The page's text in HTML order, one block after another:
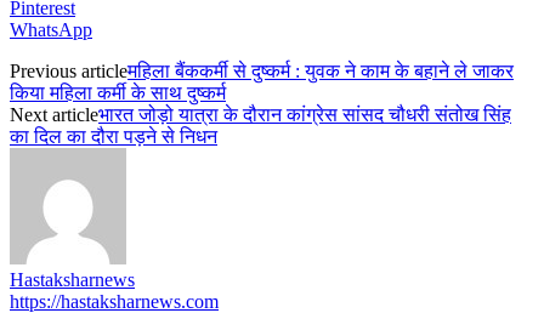
Pinterest
WhatsApp
Previous articleमहिला बैंककर्मी से दुष्कर्म : युवक ने काम के बहाने ले जाकर
किया महिला कर्मी के साथ दुष्कर्म
Next articleभारत जोड़ो यात्रा के दौरान कांग्रेस सांसद चौधरी संतोख सिंह
का दिल का दौरा पड़ने से निधन
Hastaksharnews
https://hastaksharnews.com